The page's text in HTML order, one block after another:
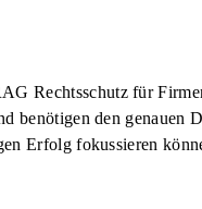
Rechtsschutz für
benötigen den
Erfolg fokussieren